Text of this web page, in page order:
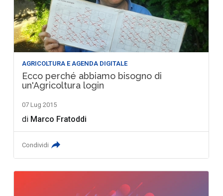
AGRICOLTURA E AGENDA DIGITALE
Ecco perché abbiamo bisogno di
un'Agricoltura login
07 Lug 2015
di Marco Fratoddi
Condividi